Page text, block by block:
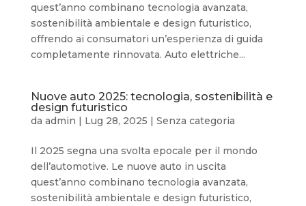
quest’anno combinano tecnologia avanzata,
sostenibilità ambientale e design futuristico,
offrendo ai consumatori un’esperienza di guida
completamente rinnovata. Auto elettriche...
Nuove auto 2025: tecnologia, sostenibilità e
design futuristico
da admin | Lug 28, 2025 | Senza categoria
Il 2025 segna una svolta epocale per il mondo
dell’automotive. Le nuove auto in uscita
quest’anno combinano tecnologia avanzata,
sostenibilità ambientale e design futuristico,